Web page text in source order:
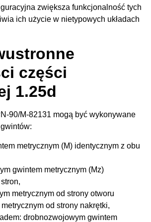
zwiększa funkcjonalność tych
ich użycie w nietypowych układach
części
1.25d
90/M-82131 mogą być wykonywane
metrycznym (M) identycznym z obu
gwintem metrycznym (Mz)
metrycznym od strony otworu
od strony nakrętki,
drobnozwojowym gwintem